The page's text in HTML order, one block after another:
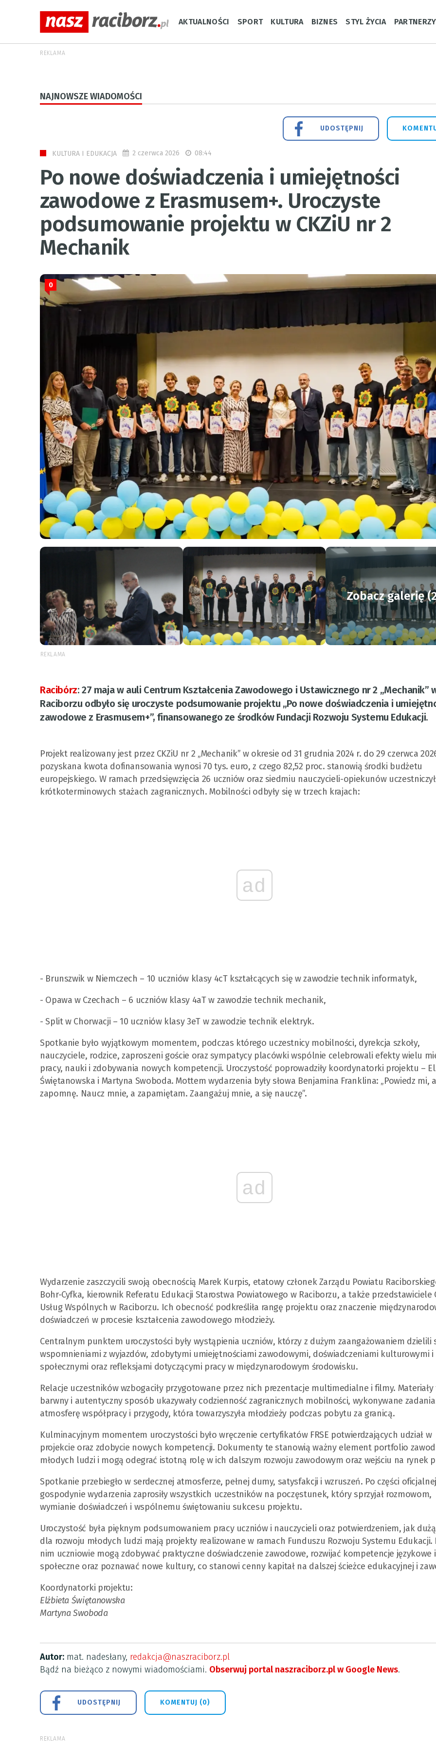
AKTUALNOŚCI SPORT KULTURA BIZNES STYL ŻYCIA PARTNERZY
REKLAMA
NAJNOWSZE WIADOMOŚCI
UDOSTĘPNIJ
KULTURA I EDUKACJA 2 czerwca 2026 08:44
Po nowe doświadczenia i umiejętności
zawodowe z Erasmusem+. Uroczyste
podsumowanie projektu w CKZiU nr 2
Mechanik
0
Zobacz galerię
REKLAMA
Racibórz:27 maja w auli Centrum Kształcenia Zawodowego i Ustawicznego nr 2 „Mechanik”
Raciborzu odbyło się uroczyste podsumowanie projektu „Po nowe doświadczenia i
zawodowe z Erasmusem+”, finansowanego ze środków Fundacji Rozwoju Systemu Edukacji.
Projekt realizowany jest przez CKZiU nr 2 „Mechanik” w okresie od 31 grudnia 2024 r. do 29 czerwca
pozyskana kwota dofinansowania wynosi 70 tys. euro, z czego 82,52 proc. stanowią środki budżetu
europejskiego. W ramach przedsięwzięcia 26 uczniów oraz siedmiu nauczycieli-opiekunów
krótkoterminowych stażach zagranicznych. Mobilności odbyły się w trzech krajach:
ad
- Brunszwik w Niemczech – 10 uczniów klasy 4cT kształcących się w zawodzie technik informatyk,
- Opawa w Czechach – 6 uczniów klasy 4aT w zawodzie technik mechanik,
- Split w Chorwacji – 10 uczniów klasy 3eT w zawodzie technik elektryk.
Spotkanie było wyjątkowym momentem, podczas którego uczestnicy mobilności, dyrekcja szkoły,
nauczyciele, rodzice, zaproszeni goście oraz sympatycy placówki wspólnie celebrowali efekty wielu
pracy, nauki i zdobywania nowych kompetencji. Uroczystość poprowadziły koordynatorki projektu –
Świętanowska i Martyna Swoboda. Mottem wydarzenia były słowa Benjamina Franklina: „Powiedz mi, a
zapomnę. Naucz mnie, a zapamiętam. Zaangażuj mnie, a się nauczę”.
ad
Wydarzenie zaszczycili swoją obecnością Marek Kurpis, etatowy członek Zarządu Powiatu
Bohr-Cyfka, kierownik Referatu Edukacji Starostwa Powiatowego w Raciborzu, a także przedstawiciele
Usług Wspólnych w Raciborzu. Ich obecność podkreśliła rangę projektu oraz znaczenie
doświadczeń w procesie kształcenia zawodowego młodzieży.
Centralnym punktem uroczystości były wystąpienia uczniów, którzy z dużym zaangażowaniem dzielili
wspomnieniami z wyjazdów, zdobytymi umiejętnościami zawodowymi, doświadczeniami kulturowymi i
społecznymi oraz refleksjami dotyczącymi pracy w międzynarodowym środowisku.
Relacje uczestników wzbogaciły przygotowane przez nich prezentacje multimedialne i filmy. Materiały
barwny i autentyczny sposób ukazywały codzienność zagranicznych mobilności, wykonywane
atmosferę współpracy i przygody, która towarzyszyła młodzieży podczas pobytu za granicą.
Kulminacyjnym momentem uroczystości było wręczenie certyfikatów FRSE potwierdzających udział w
projekcie oraz zdobycie nowych kompetencji. Dokumenty te stanowią ważny element portfolio
młodych ludzi i mogą odegrać istotną rolę w ich dalszym rozwoju zawodowym oraz wejściu na rynek
Spotkanie przebiegło w serdecznej atmosferze, pełnej dumy, satysfakcji i wzruszeń. Po części oficjalnej
gospodynie wydarzenia zaprosiły wszystkich uczestników na poczęstunek, który sprzyjał rozmowom,
wymianie doświadczeń i wspólnemu świętowaniu sukcesu projektu.
Uroczystość była pięknym podsumowaniem pracy uczniów i nauczycieli oraz potwierdzeniem, jak
dla rozwoju młodych ludzi mają projekty realizowane w ramach Funduszu Rozwoju Systemu Edukacji.
nim uczniowie mogą zdobywać praktyczne doświadczenie zawodowe, rozwijać kompetencje językowe i
społeczne oraz poznawać nowe kultury, co stanowi cenny kapitał na dalszej ścieżce edukacyjnej i
Koordynatorki projektu:
Elżbieta Świętanowska
Martyna Swoboda
Autor: mat. nadesłany, redakcja@naszraciborz.pl
Bądź na bieżąco z nowymi wiadomościami. Obserwuj portal naszraciborz.pl w Google News.
UDOSTĘPNIJ KOMENTUJ (0)
REKLAMA